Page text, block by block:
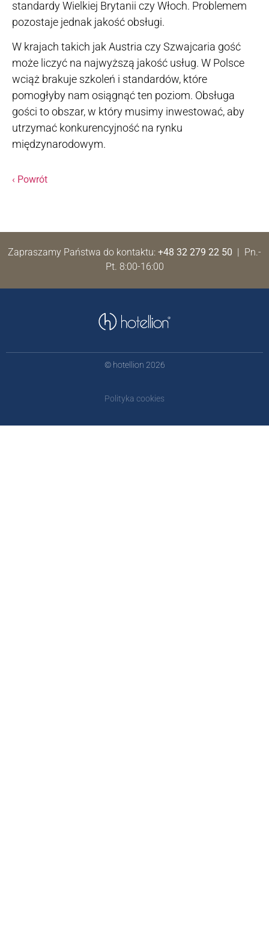
standardy Wielkiej Brytanii czy Włoch. Problemem
pozostaje jednak jakość obsługi.
W krajach takich jak Austria czy Szwajcaria gość
może liczyć na najwyższą jakość usług. W Polsce
wciąż brakuje szkoleń i standardów, które
pomogłyby nam osiągnąć ten poziom. Obsługa
gości to obszar, w który musimy inwestować, aby
utrzymać konkurencyjność na rynku
międzynarodowym.
‹ Powrót
Zapraszamy Państwa do kontaktu: +48 32 279 22 50 | Pn.-
Pt. 8:00-16:00
© hotellion 2026
Polityka cookies